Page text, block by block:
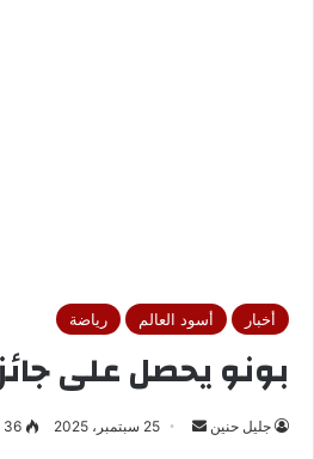
أخبار أسود العالم رياضة
بونو يحصل على
جليل حنين 25 سبتمبر، 2025 36